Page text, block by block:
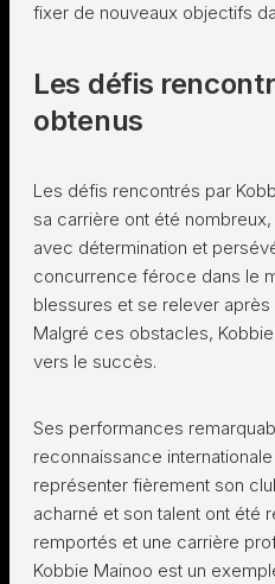
fixer de nouveaux objectifs
Les défis
obtenus
Les défis rencontrés par
sa carrière ont été
avec détermination et
concurrence féroce dans le
blessures et se relever
Malgré ces obstacles,
vers le succès.
Ses performances
reconnaissance
représenter fièrement son
acharné et son talent ont été
remportés et une carrière
Kobbie Mainoo est un